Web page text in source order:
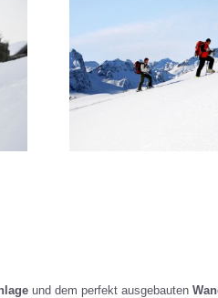
und dem perfekt ausgebauten